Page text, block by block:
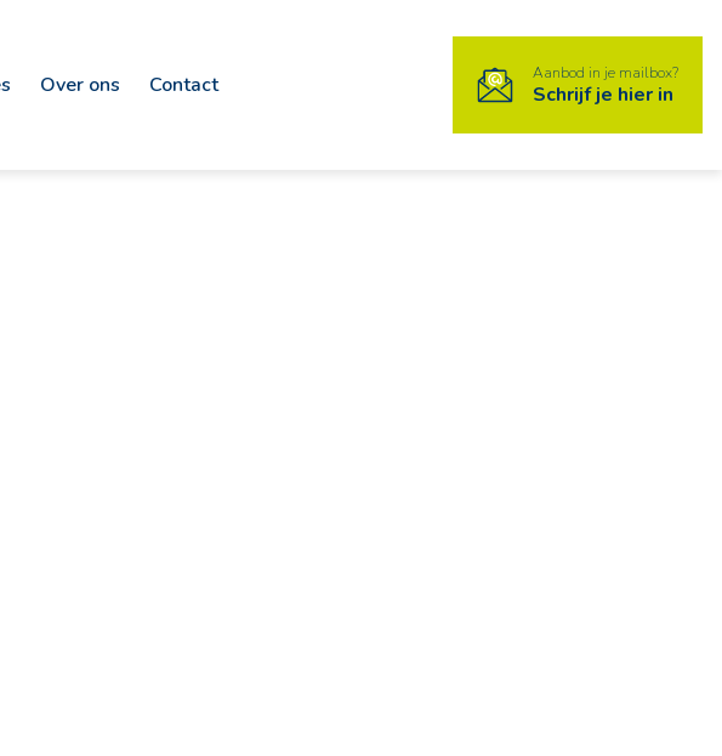
Over ons Contact Aanbod in je mailbox?
Schrijf je hier in